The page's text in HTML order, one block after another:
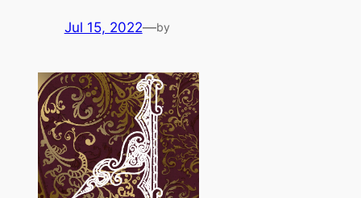
Jul 15, 2022—by